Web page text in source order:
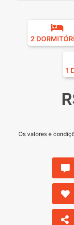
2
1
Os valores e